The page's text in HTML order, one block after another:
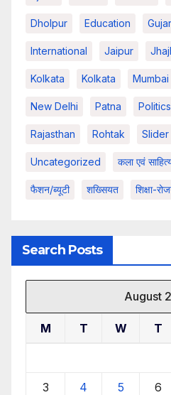
Dholpur Education
International Jaipur
Kolkata Kolkata Mumbai
New Delhi Patna Politics
Rajasthan Rohtak Slider
Uncategorized कला एवं
फैशन/ब्यूटी शख्सियत शिक्षा-
Search Posts
August
M T W T
3 4 5 6